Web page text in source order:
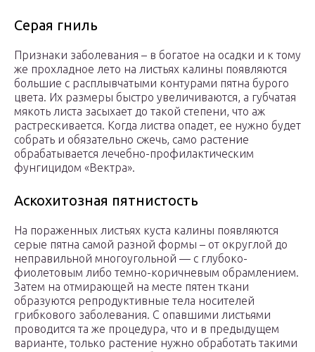
Серая гниль
Признаки заболевания – в богатое на осадки и к тому
же прохладное лето на листьях калины появляются
большие с расплывчатыми контурами пятна бурого
цвета. Их размеры быстро увеличиваются, а губчатая
мякоть листа засыхает до такой степени, что аж
растрескивается. Когда листва опадет, ее нужно будет
собрать и обязательно сжечь, само растение
обрабатывается лечебно-профилактическим
фунгицидом «Вектра».
Аскохитозная пятнистость
На пораженных листьях куста калины появляются
серые пятна самой разной формы – от округлой до
неправильной многоугольной — с глубоко-
фиолетовым либо темно-коричневым обрамлением.
Затем на отмирающей на месте пятен ткани
образуются репродуктивные тела носителей
грибкового заболевания. С опавшими листьями
проводится та же процедура, что и в предыдущем
варианте, только растение нужно обработать такими